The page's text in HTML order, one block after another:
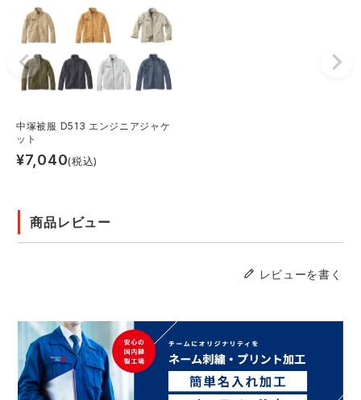
中塚被服 D513 エンジニアジャケ
ット
¥7,040(税込)
商品レビュー
レビューを書く